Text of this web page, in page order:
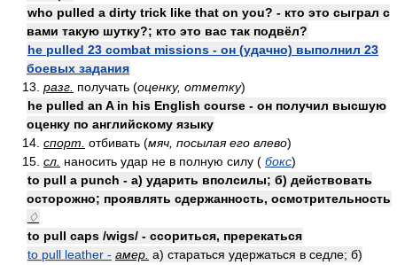
who pulled a dirty trick like that on you? - кто это сыграл с
вами такую шутку?; кто это вас так подвёл?
he pulled 23 combat missions - он (удачно) выполнил 23
боевых задания
13. разг. получать (оценку, отметку)
he pulled an A in his English course - он получил высшую
оценку по английскому языку
14. спорт. отбивать (мяч, посылая его влево)
15. сл. наносить удар не в полную силу ( бокс)
to pull a punch - а) ударить вполсилы; б) действовать
осторожно; проявлять сдержанность, осмотрительность
♢
to pull caps /wigs/ - ссориться, пререкаться
to pull leather - амер. а) стараться удержаться в седле; б)